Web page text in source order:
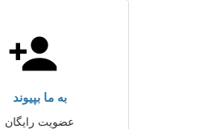
به ما بپیوند
عضویت رایگان